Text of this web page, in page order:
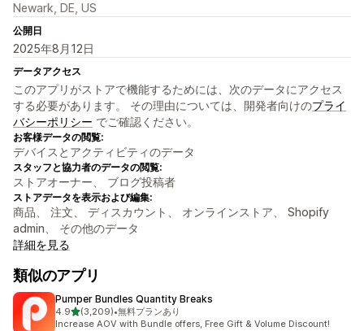
Newark, DE, US
公開日
2025年8月12日
データアクセス
このアプリがストアで機能するためには、次のデータにアクセス
する必要があります。 その理由については、開発者向けのプライ
バシーポリシー でご確認ください。
お客様データの閲覧:
デバイスとアクティビティのデータ
スタッフと協力者のデータの閲覧:
ストアオーナー、 ブログ投稿者
ストアデータを表示および編集:
商品、 注文、 ディスカウント、 オンラインストア、 Shopify
admin、 その他のデータ
詳細を見る
類似のアプリ
Pumper Bundles Quantity Breaks
4.95つ星中
(3,209)
合計レビュー数：3209件
•無料プランあり
Increase AOV with Bundle offers, Free Gift & Volume Discount!